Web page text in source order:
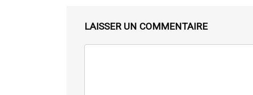
LAISSER UN COMMENTAIRE